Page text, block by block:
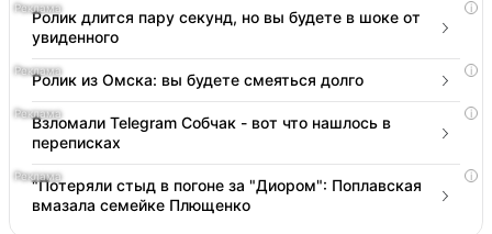
i
Ролик длится пару секунд, но вы будете в шоке от
увиденного
i
Ролик из Омска: вы будете смеяться долго
i
Взломали Telegram Собчак - вот что нашлось в
переписках
i
"Потеряли стыд в погоне за "Диором": Поплавская
вмазала семейке Плющенко